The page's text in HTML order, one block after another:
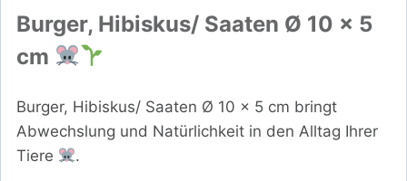
Burger, Hibiskus/ Saaten Ø 10 x 5
cm
Burger, Hibiskus/ Saaten Ø 10 x 5 cm bringt
Abwechslung und Natürlichkeit in den Alltag Ihrer
Tiere
.